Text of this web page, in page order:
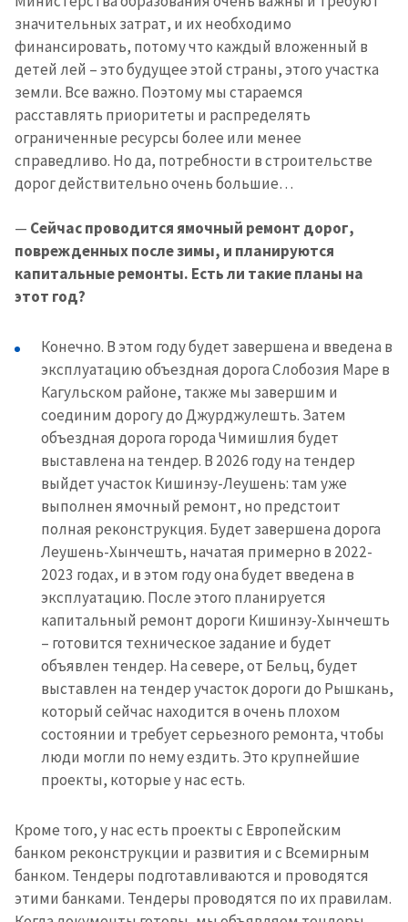
Отправить
информацию
О ZDG
în Română in English
значительных затрат, и их необходимо
финансировать, потому что каждый вложенный в
детей лей – это будущее этой страны, этого участка
земли. Все важно. Поэтому мы стараемся
расставлять приоритеты и распределять
ограниченные ресурсы более или менее
справедливо. Но да, потребности в строительстве
дорог действительно очень большие…
— Сейчас проводится ямочный ремонт дорог,
поврежденных после зимы, и планируются
капитальные ремонты. Есть ли такие планы на
этот год?
Конечно. В этом году будет завершена и введена в
эксплуатацию объездная дорога Слобозия Маре в
Кагульском районе, также мы завершим и
соединим дорогу до Джурджулешть. Затем
объездная дорога города Чимишлия будет
выставлена на тендер. В 2026 году на тендер
выйдет участок Кишинэу-Леушень: там уже
выполнен ямочный ремонт, но предстоит
полная реконструкция. Будет завершена дорога
Леушень-Хынчешть, начатая примерно в 2022-
2023 годах, и в этом году она будет введена в
эксплуатацию. После этого планируется
капитальный ремонт дороги Кишинэу-Хынчешть
– готовится техническое задание и будет
объявлен тендер. На севере, от Бельц, будет
выставлен на тендер участок дороги до Рышкань,
который сейчас находится в очень плохом
состоянии и требует серьезного ремонта, чтобы
люди могли по нему ездить. Это крупнейшие
проекты, которые у нас есть.
Кроме того, у нас есть проекты с Европейским
банком реконструкции и развития и с Всемирным
банком. Тендеры подготавливаются и проводятся
этими банками. Тендеры проводятся по их правилам.